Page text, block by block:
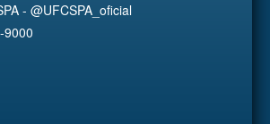
- @UFCSPA_oficial
9000